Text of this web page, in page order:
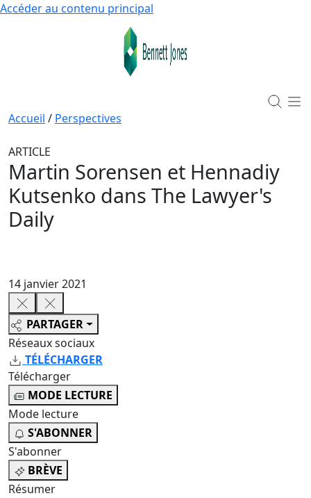
Accéder au contenu principal
Accueil / Perspectives
ARTICLE
Martin Sorensen et Hennadiy
Kutsenko dans The Lawyer's
Daily
14 janvier 2021
PARTAGER
Réseaux sociaux
TÉLÉCHARGER
Télécharger
MODE LECTURE
Mode lecture
S'ABONNER
S'abonner
BRÈVE
Résumer